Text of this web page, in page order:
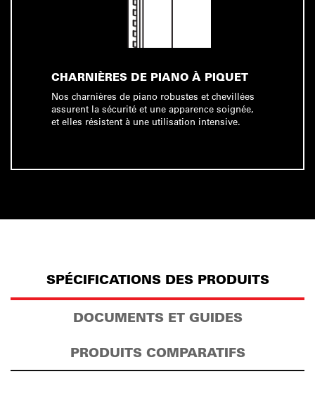
CHARNIÈRES DE PIANO À PIQUET
Nos charnières de piano robustes et chevillées
assurent la sécurité et une apparence soignée,
et elles résistent à une utilisation intensive.
SPÉCIFICATIONS DES PRODUITS
DOCUMENTS ET GUIDES
PRODUITS COMPARATIFS